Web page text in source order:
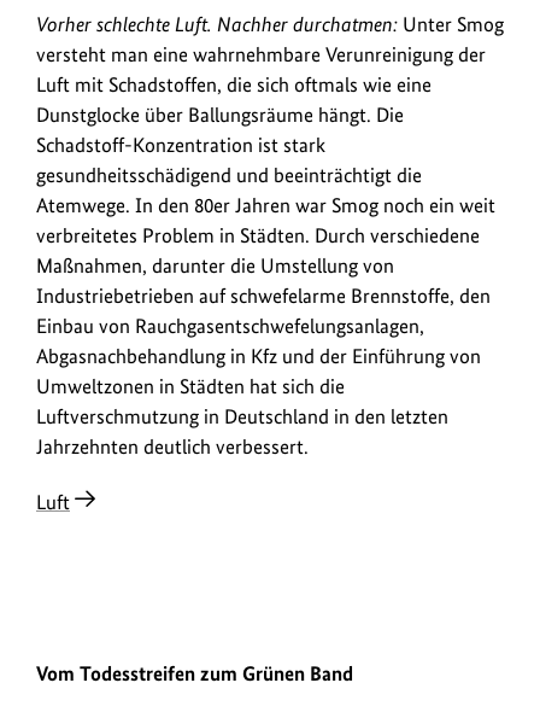
1982: . 2022: Blick vom Rathausdach auf die Essener Skyline.
zum
anzeigen
zum
Bild
Vorher schlechte Luft. Nachher durchatmen: Unter Smog
versteht man eine wahrnehmbare Verunreinigung der
Luft mit Schadstoffen, die sich oftmals wie eine
Dunstglocke über Ballungsräume hängt. Die
Schadstoff-Konzentration ist stark
gesundheitsschädigend und beeinträchtigt die
Atemwege. In den 80er Jahren war Smog noch ein weit
verbreitetes Problem in Städten. Durch verschiedene
Maßnahmen, darunter die Umstellung von
Industriebetrieben auf schwefelarme Brennstoffe, den
Einbau von Rauchgasentschwefelungsanlagen,
Abgasnachbehandlung in Kfz und der Einführung von
Umweltzonen in Städten hat sich die
Luftverschmutzung in Deutschland in den letzten
Jahrzehnten deutlich verbessert.
Luft
Vom Todesstreifen zum Grünen Band
1979